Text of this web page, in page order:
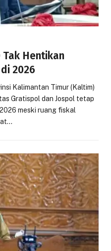
Tak Hentikan
2026
Kalimantan Timur (Kaltim)
Gratispol dan Jospol tetap
meski ruang fiskal